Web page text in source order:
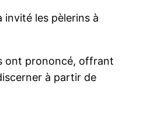
invité les pèlerins à
ont prononcé, offrant
à partir de